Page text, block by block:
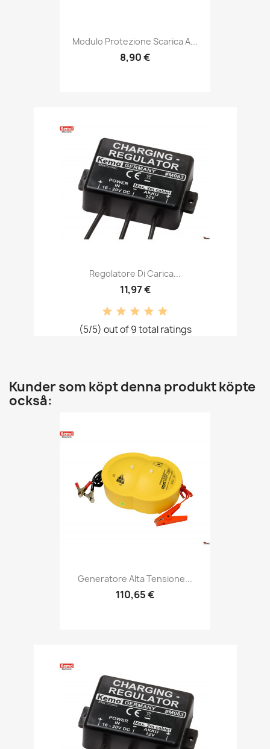
Modulo Protezione Scarica A...
8,90 €
Regolatore Di Carica...
11,97 €
(5/5) out of 9 total ratings
Kunder som köpt denna produkt köpte
också:
Generatore Alta Tensione...
110,65 €